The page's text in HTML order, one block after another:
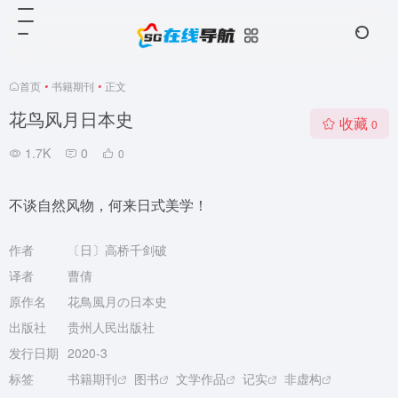
首页 • 书籍期刊 • 正文
花鸟风月日本史
1.7K 0 0
收藏 0
不谈自然风物，何来日式美学！
作者
〔日〕高桥千剑破
译者
曹倩
原作名
花鳥風月の日本史
出版社
贵州人民出版社
发行日期 2020-3
标签
书籍期刊 图书 文学作品 记实 非虚构